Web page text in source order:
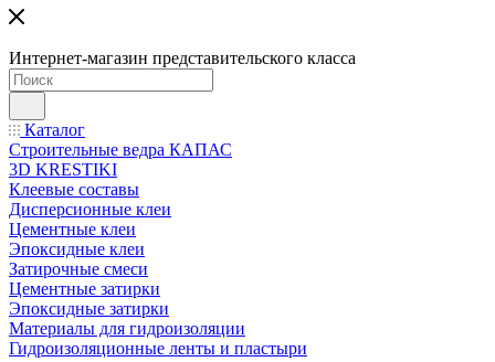
Интернет-магазин представительского класса
Каталог
Строительные ведра КАПАС
3D KRESTIKI
Клеевые составы
Дисперсионные клеи
Цементные клеи
Эпоксидные клеи
Затирочные смеси
Цементные затирки
Эпоксидные затирки
Материалы для гидроизоляции
Гидроизоляционные ленты и пластыри